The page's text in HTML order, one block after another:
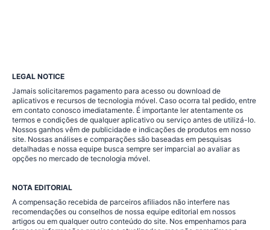
LEGAL NOTICE
Jamais solicitaremos pagamento para acesso ou download de
aplicativos e recursos de tecnologia móvel. Caso ocorra tal pedido, entre
em contato conosco imediatamente. É importante ler atentamente os
termos e condições de qualquer aplicativo ou serviço antes de utilizá-lo.
Nossos ganhos vêm de publicidade e indicações de produtos em nosso
site. Nossas análises e comparações são baseadas em pesquisas
detalhadas e nossa equipe busca sempre ser imparcial ao avaliar as
opções no mercado de tecnologia móvel.
NOTA EDITORIAL
A compensação recebida de parceiros afiliados não interfere nas
recomendações ou conselhos de nossa equipe editorial em nossos
artigos ou em qualquer outro conteúdo do site. Nos empenhamos para